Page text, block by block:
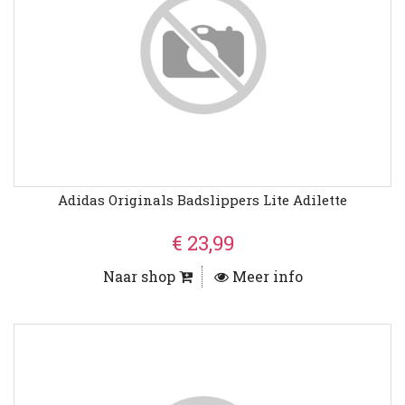
Adidas Originals Badslippers Lite Adilette
€ 23,99
Naar shop Meer info